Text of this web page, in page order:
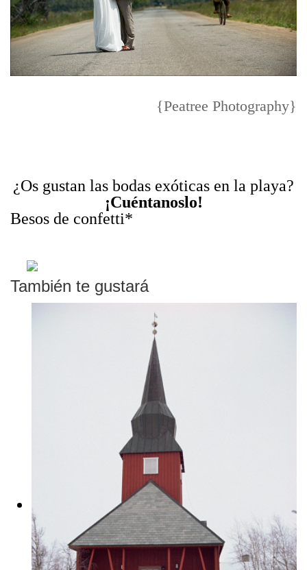
{Peatree Photography}
¿Os gustan las bodas exóticas en la playa?
¡Cuéntanoslo!
Besos de confetti*
También te gustará